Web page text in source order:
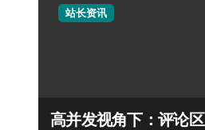
站长资讯
高并发视角下：评论区